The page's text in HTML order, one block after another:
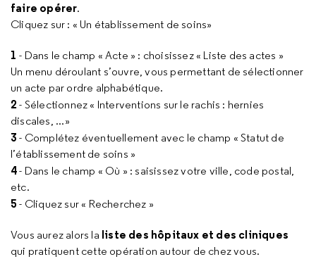
faire opérer.
Cliquez sur : « Un établissement de soins»
1- Dans le champ « Acte » : choisissez « Liste des actes »
Un menu déroulant s’ouvre, vous permettant de sélectionner
un acte par ordre alphabétique.
2- Sélectionnez « Interventions sur le rachis : hernies
discales, ...»
3- Complétez éventuellement avec le champ « Statut de
l’établissement de soins »
4- Dans le champ « Où » : saisissez votre ville, code postal,
etc.
5- Cliquez sur « Recherchez »
Vous aurez alors la liste des hôpitaux et des cliniques
qui pratiquent cette opération autour de chez vous.